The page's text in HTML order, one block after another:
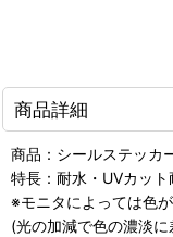
商品詳細
商品：シールステッカ
特長：耐水・UVカッ
※モニタによっては色
(光の加減で色の濃淡に